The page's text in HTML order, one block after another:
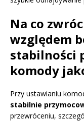
Na co
względem
stabilności
komody
Przy ustawianiu
stabilnie
przewróceniu,